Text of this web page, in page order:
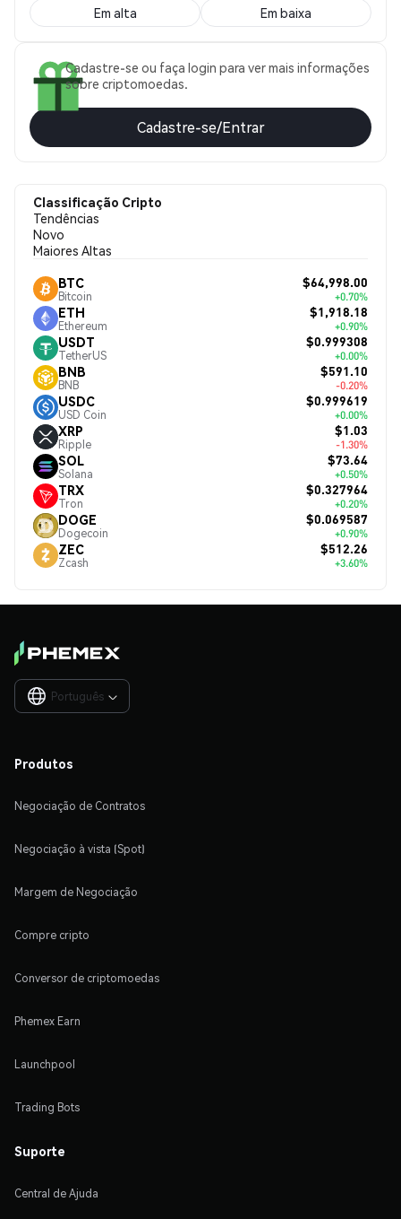
Em alta Em baixa
Cadastre-se ou faça login para ver mais informações
sobre criptomoedas.
Cadastre-se/Entrar
Classificação Cripto
Tendências
Novo
Maiores Altas
BTC
Bitcoin
$64,998.00
+0.70%
ETH
Ethereum
$1,918.18
+0.90%
USDT
TetherUS
$0.999308
+0.00%
BNB
BNB
$591.10
-0.20%
USDC
USD Coin
$0.999619
+0.00%
XRP
Ripple
$1.03
-1.30%
SOL
Solana
$73.64
+0.50%
TRX
Tron
$0.327964
+0.20%
DOGE
Dogecoin
$0.069587
+0.90%
ZEC
Zcash
$512.26
+3.60%
Português 
Produtos
Negociação de Contratos
Negociação à vista (Spot)
Margem de Negociação
Compre cripto
Conversor de criptomoedas
Phemex Earn
Launchpool
Trading Bots
Suporte
Central de Ajuda